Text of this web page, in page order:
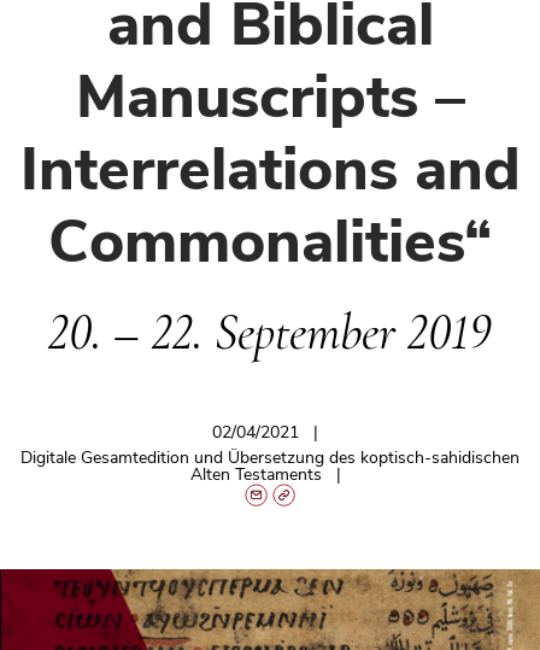
and Biblical
Manuscripts –
Interrelations and
Commonalities“
20. – 22. September 2019
02/04/2021
Digitale Gesamtedition und Übersetzung des koptisch-sahidischen
Alten Testaments